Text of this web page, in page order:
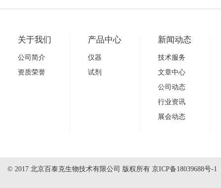
关于我们
公司简介
资质荣誉
产品中心
仪器
试剂
新闻动态
技术服务
文章中心
公司动态
行业资讯
展会动态
© 2017 北京百泰克生物技术有限公司 版权所有 京ICP备18039688号-1